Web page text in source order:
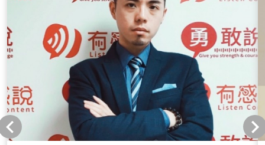
的人才能聽的舒適欣然接受。 (二)不是配音員、廣播人
星、有背景的政商名流，我們只是有感而說的傳遞者，現
代人懂得看、懂得吃，卻很少懂得聽！在資訊爆炸的年
代，節目很多、議題很多、選擇很多，但我們每週會用一
小時時間，在節目裡帶給你們有感的「聲音」與你有感分
享，同時也會給大家我們在錄節目時的一些小技巧，最後
用聲音來帶給你一些力量，現在就點選上方播放鍵收聽第
一集節目！ 《→EP01節目#求解解#求說說 留言板》 備註
｜每個禮拜五會在有感筆記更新留言板唷！ 二、Podcast
怎麼做？經營Podcast如何早早開始變現呢？ 相信這是不
少聽眾朋友們的問題，很多人會煩惱跟我經營同類型